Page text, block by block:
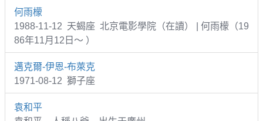
何雨檬
1988-11-12 天蝎座 北京電影學院（在讀） | 何雨檬（19
86年11月12日～ ）
邁克爾-伊恩-布萊克
1971-08-12 獅子座
袁和平